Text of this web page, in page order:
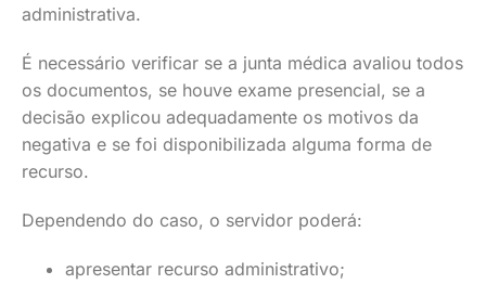
administrativa.
É necessário verificar se a junta médica avaliou todos
os documentos, se houve exame presencial, se a
decisão explicou adequadamente os motivos da
negativa e se foi disponibilizada alguma forma de
recurso.
Dependendo do caso, o servidor poderá:
apresentar recurso administrativo;